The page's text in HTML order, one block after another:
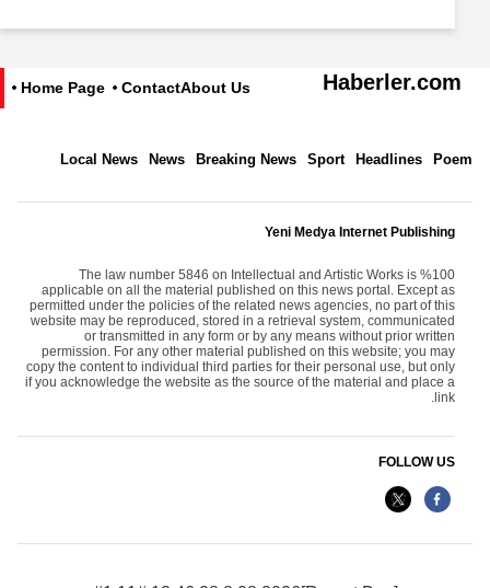
Haberler.com
About Us
Contact
Home Page
Poem
Headlines
Sport
Breaking News
News
Local News
Yeni Medya Internet Publishing
The law number 5846 on Intellectual and Artistic Works is %100
applicable on all the material published on this news portal. Except as
permitted under the policies of the related news agencies, no part of this
website may be reproduced, stored in a retrieval system, communicated
or transmitted in any form or by any means without prior written
permission. For any other material published on this website; you may
copy the content to individual third parties for their personal use, but only
if you acknowledge the website as the source of the material and place a
link.
FOLLOW US